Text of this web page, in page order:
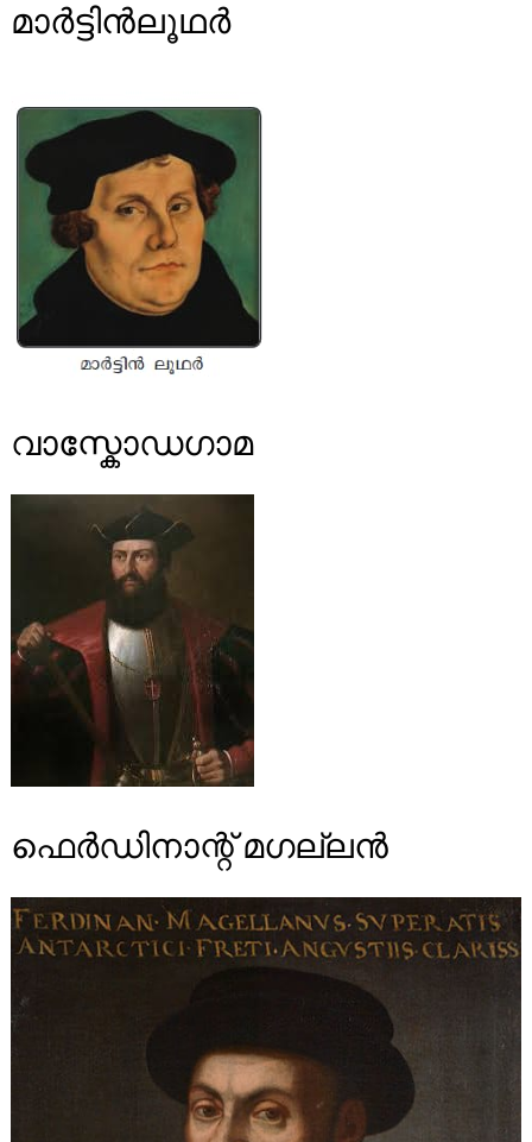
മാർട്ടിൻലൂഥർ
വാസ്കോഡഗാമ
ഫെർഡിനാന്റ് മഗല്ലൻ